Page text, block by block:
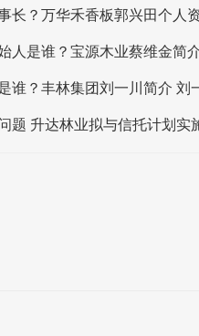
长？万华禾香板郭兴田个人